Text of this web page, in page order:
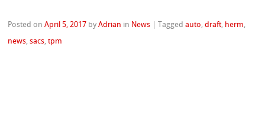
Posted onApril 5, 2017 byAdrian in News |Taggedauto ,draft, herm
news ,sacs ,tpm